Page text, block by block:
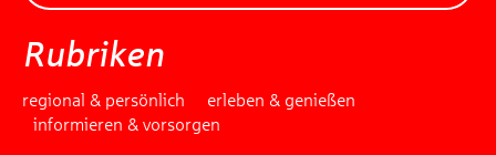
Rubriken
regional & persönlich
erleben & genießen
informieren & vorsorgen